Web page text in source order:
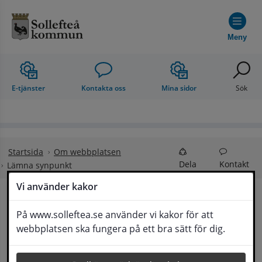
Vi använder kakor
På www.solleftea.se använder vi kakor för att
webbplatsen ska fungera på ett bra sätt för dig.
Meny
E-tjänster Kontakta oss Mina sidor Sök
Startsida
Om webbplatsen
Lämna synpunkt
Dela Kontakt
Lämna synpunkt
Här kan du lämna synpunkter, förslag och